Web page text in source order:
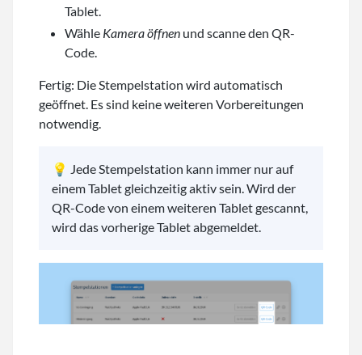
Tablet.
Wähle Kamera öffnen und scanne den QR-
Code.
Fertig: Die Stempelstation wird automatisch
geöffnet. Es sind keine weiteren Vorbereitungen
notwendig.
💡 Jede Stempelstation kann immer nur auf
einem Tablet gleichzeitig aktiv sein. Wird der
QR-Code von einem weiteren Tablet gescannt,
wird das vorherige Tablet abgemeldet.